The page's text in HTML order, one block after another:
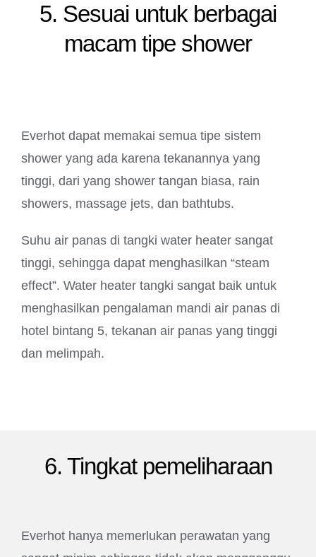
5. Sesuai untuk berbagai
macam tipe shower
Everhot dapat memakai semua tipe sistem
shower yang ada karena tekanannya yang
tinggi, dari yang shower tangan biasa, rain
showers, massage jets, dan bathtubs.
Suhu air panas di tangki water heater sangat
tinggi, sehingga dapat menghasilkan “steam
effect”. Water heater tangki sangat baik untuk
menghasilkan pengalaman mandi air panas di
hotel bintang 5, tekanan air panas yang tinggi
dan melimpah.
6. Tingkat pemeliharaan
Everhot hanya memerlukan perawatan yang